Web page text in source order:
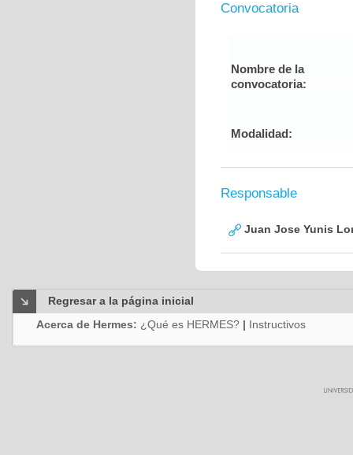
Convocatoria
Nombre de la
convocatoria:
Modalidad:
Responsable
Juan Jose Yunis
Regresar a la página inicial
Acerca de Hermes: ¿Qué es HERMES? | Instructivos